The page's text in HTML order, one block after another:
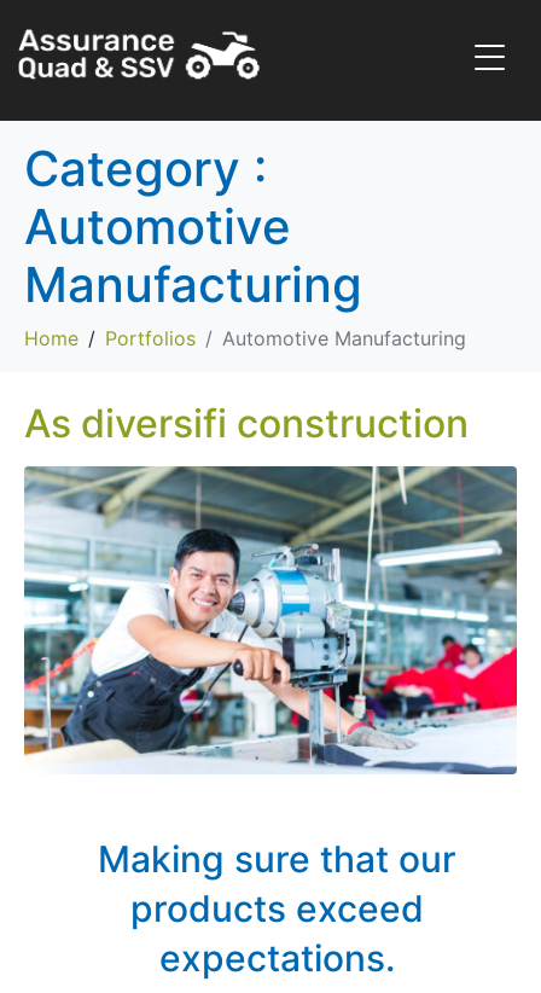
Category :
Automotive
Manufacturing
Home Portfolios Automotive Manufacturing
As diversifi construction
Making sure that our
products exceed
expectations.